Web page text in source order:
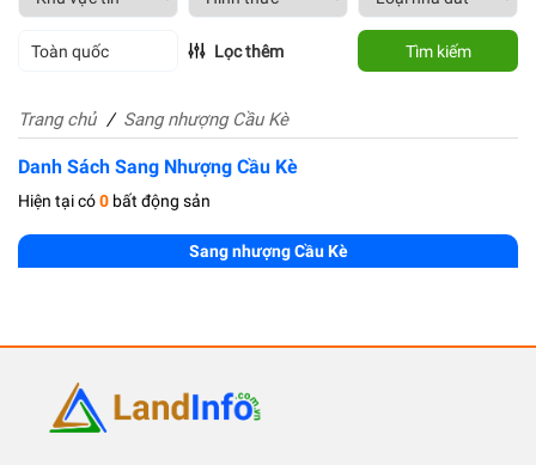
Toàn quốc Lọc thêm Tìm kiếm
Trang chủ Sang nhượng Cầu Kè
Danh Sách Sang Nhượng Cầu Kè
Hiện tại có0 bất động sản
Sang nhượng Cầu Kè